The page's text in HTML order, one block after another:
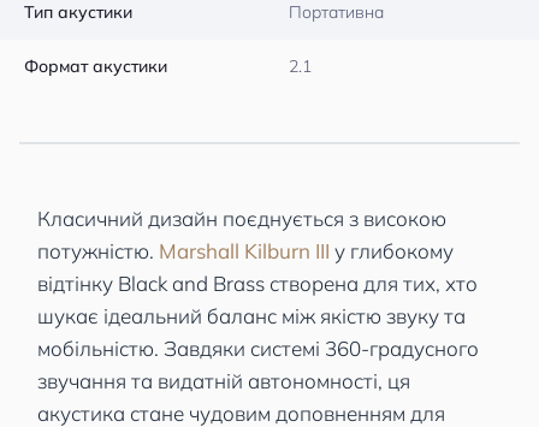
Тип акустики Портативна
Формат акустики 2.1
Класичний дизайн поєднується з високою
потужністю. Marshall Kilburn III у глибокому
відтінку Black and Brass створена для тих, хто
шукає ідеальний баланс між якістю звуку та
мобільністю. Завдяки системі 360-градусного
звучання та видатній автономності, ця
акустика стане чудовим доповненням для